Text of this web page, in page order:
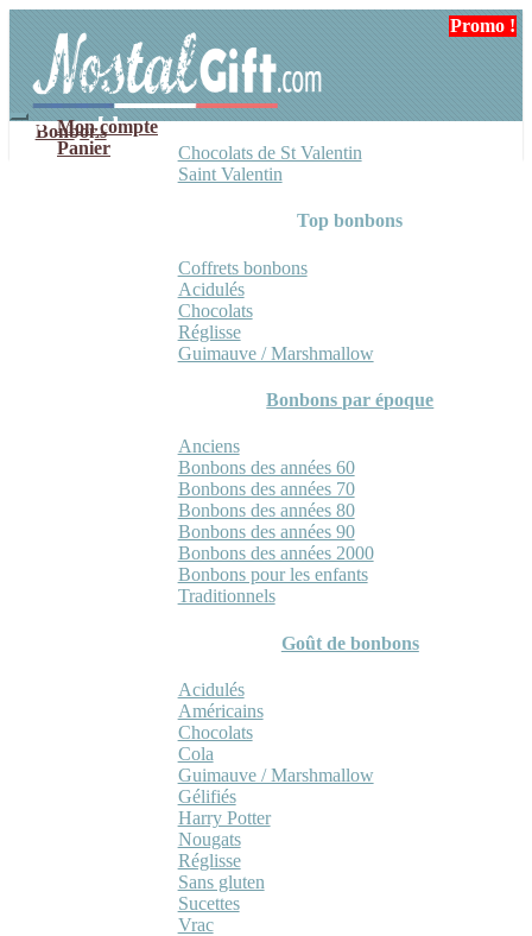
navigation
contenu
Mon compte
Panier
Bonbons
Chocolats de St Valentin
Saint Valentin
Top bonbons
Coffrets bonbons
Acidulés
Chocolats
Réglisse
Guimauve / Marshmallow
Bonbons par époque
Anciens
Bonbons des années 60
Bonbons des années 70
Bonbons des années 80
Bonbons des années 90
Bonbons des années 2000
Bonbons pour les enfants
Traditionnels
Goût de bonbons
Acidulés
Américains
Chocolats
Cola
Guimauve / Marshmallow
Gélifiés
Harry Potter
Nougats
Réglisse
Sans gluten
Sucettes
Vrac
Promo !
Promo !
Promo !
Promo !